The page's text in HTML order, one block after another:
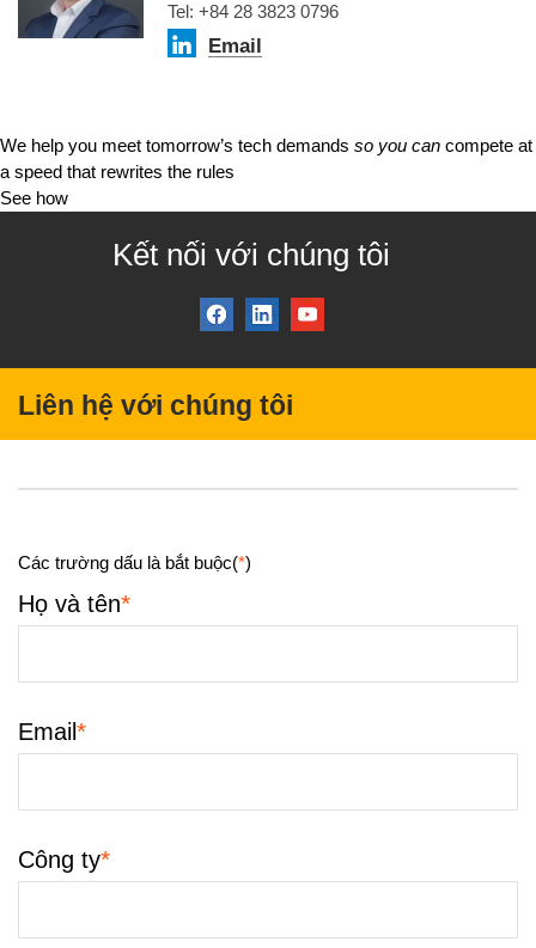
Tel: +84 28 3823 0796
Email
We help you meet tomorrow’s tech demands so you can compete at
a speed that rewrites the rules
See how
Kết nối với chúng tôi
Liên hệ với chúng tôi
Các trường dấu là bắt buộc(*)
Họ và tên*
Email*
Công ty*